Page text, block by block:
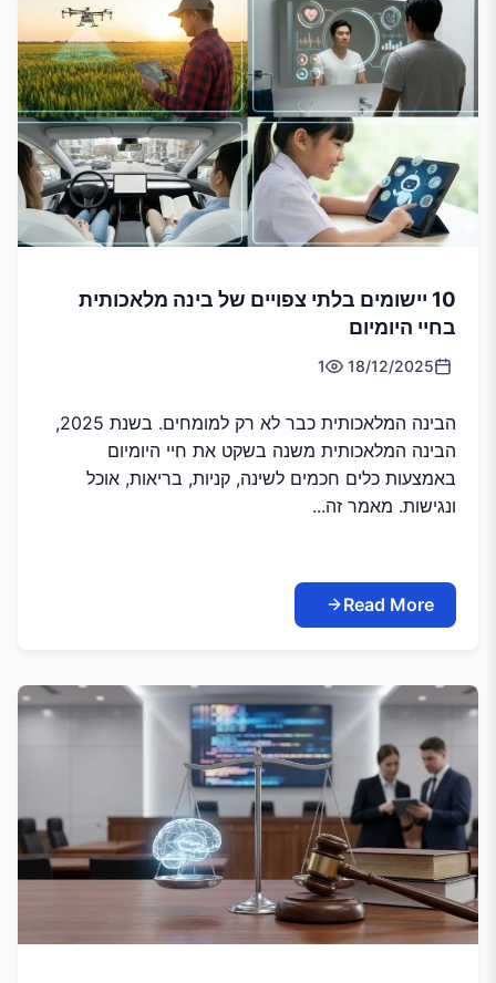
10 יישומים בלתי צפויים של בינה מלאכותית
בחיי היומיום
18/12/2025
1
הבינה המלאכותית כבר לא רק למומחים. בשנת 2025,
הבינה המלאכותית משנה בשקט את חיי היומיום
באמצעות כלים חכמים לשינה, קניות, בריאות, אוכל
ונגישות. מאמר זה...
Read More